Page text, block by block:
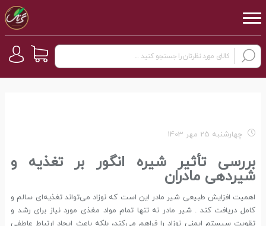
چهارشنبه 25 مهر 1403
بررسی تأثیر شیره انگور بر تغذیه و
شیردهی مادران
اهمیت افزایش طبیعی شیر مادر این است که نوزاد می‌تواند تغذیه‌ای سالم و
کامل دریافت کند . شیر مادر نه تنها تمام مواد مغذی مورد نیاز برای رشد و
تقویت سیستم ایمنی نوزاد را فراهم می‌کند، بلکه باعث ایجاد ارتباط عاطفی